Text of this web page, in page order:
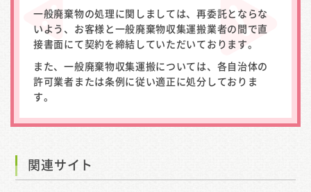
一般廃棄物の処理に関しましては、再委託とならな
いよう、お客様と一般廃棄物収集運搬業者の間で直
接書面にて契約を締結していただいております。
また、一般廃棄物収集運搬については、各自治体の
許可業者または条例に従い適正に処分しておりま
す。
関連サイト